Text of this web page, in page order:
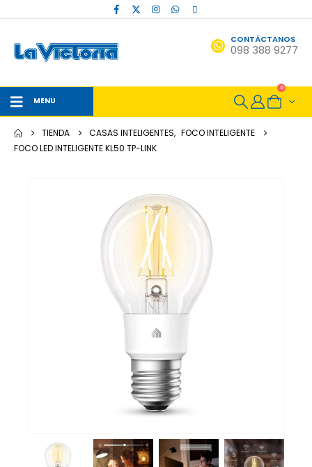
CONTÁCTANOS
098 388 9277
MENU
0
TIENDA CASAS INTELIGENTES, FOCO INTELIGENTE
FOCO LED INTELIGENTE KL50 TP-LINK